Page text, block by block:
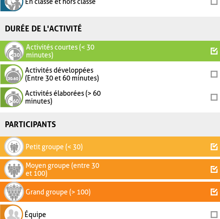
DURÉE DE L'ACTIVITÉ
Activités courtes (< 30
minutes)
Activités développées
(Entre 30 et 60 minutes)
Activités élaborées (> 60
minutes)
PARTICIPANTS
Petit groupe (< 30)
Moyen groupe (entre 30
et 100)
Grand groupe (> 100)
Équipe